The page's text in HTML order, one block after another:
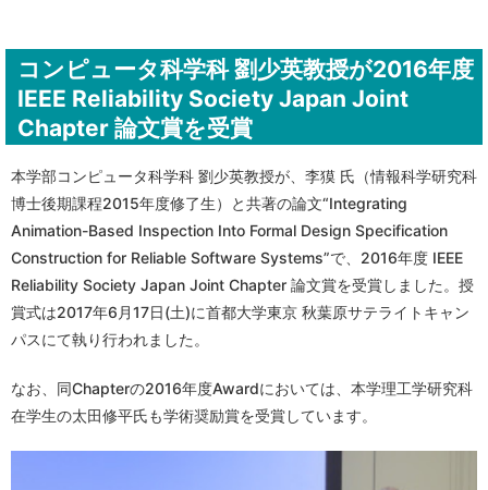
コンピュータ科学科 劉少英教授が2016年度
IEEE Reliability Society Japan Joint
Chapter 論文賞を受賞
本学部コンピュータ科学科 劉少英教授が、李獏 氏（情報科学研究科
博士後期課程2015年度修了生）と共著の論文“Integrating
Animation-Based Inspection Into Formal Design Specification
Construction for Reliable Software Systems”で、2016年度 IEEE
Reliability Society Japan Joint Chapter 論文賞を受賞しました。授
賞式は2017年6月17日(土)に首都大学東京 秋葉原サテライトキャン
パスにて執り行われました。
なお、同Chapterの2016年度Awardにおいては、本学理工学研究科
在学生の太田修平氏も学術奨励賞を受賞しています。